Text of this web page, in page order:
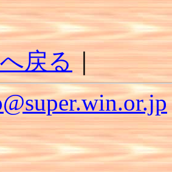
戻る｜